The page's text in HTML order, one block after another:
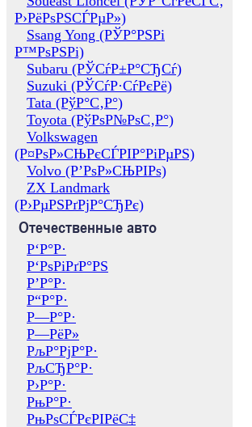
Р›РёРѕРЅСЃРµР»)
Ssang Yong (РЎР°РЅРі
Р™РѕРЅРі)
Subaru (РЎСѓР±Р°СЂСѓ)
Suzuki (РЎСѓР·СѓРєРё)
Tata (РўР°С‚Р°)
Toyota (РўРѕР№РѕС‚Р°)
Volkswagen
(Р¤РѕР»СЊРєСЃРІР°РіРµРЅ)
Volvo (Р’РѕР»СЊРІРѕ)
ZX Landmark
(Р›РµРЅРґРјР°СЂРє)
Отечественные авто
Р‘Р°Р·
Р‘РѕРіРґР°РЅ
Р’Р°Р·
Р“Р°Р·
Р—Р°Р·
Р—РёР»
РљР°РјР°Р·
РљСЂР°Р·
Р›Р°Р·
РњР°Р·
РњРѕСЃРєРІРёС‡